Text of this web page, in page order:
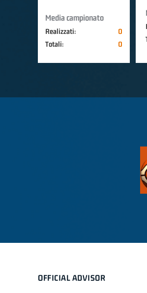
Media campionato
Realizzati:
0
Totali:
0
OFFICIAL ADVISOR